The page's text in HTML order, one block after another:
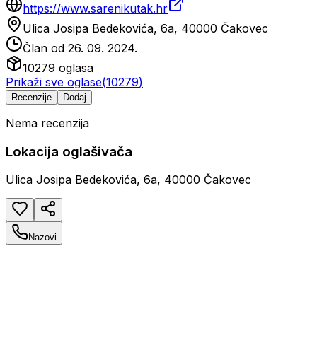
https://www.sarenikutak.hr
Ulica Josipa Bedekovića, 6a, 40000 Čakovec
Član od 26. 09. 2024.
10279 oglasa
Prikaži sve oglase(10279)
Recenzije Dodaj
Nema recenzija
Lokacija oglašivača
Ulica Josipa Bedekovića, 6a, 40000 Čakovec
Nazovi